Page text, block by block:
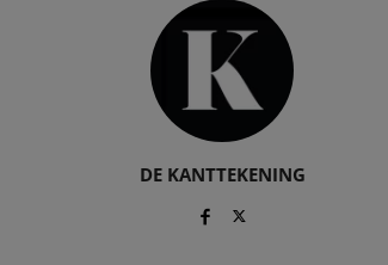
DE KANTTEKENING